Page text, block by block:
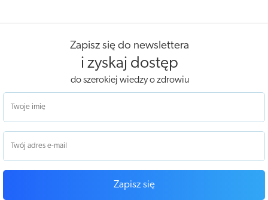
Zapisz się do newslettera
i zyskaj dostęp
do szerokiej wiedzy o zdrowiu
Zapisz się